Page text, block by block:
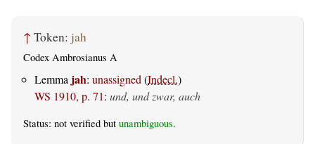
↑ Token: jah
Codex Ambrosianus A
Lemma jah: unassigned (Indecl.)
WS 1910, p. 71: und, und zwar, auch
Status: not verified but unambiguous.